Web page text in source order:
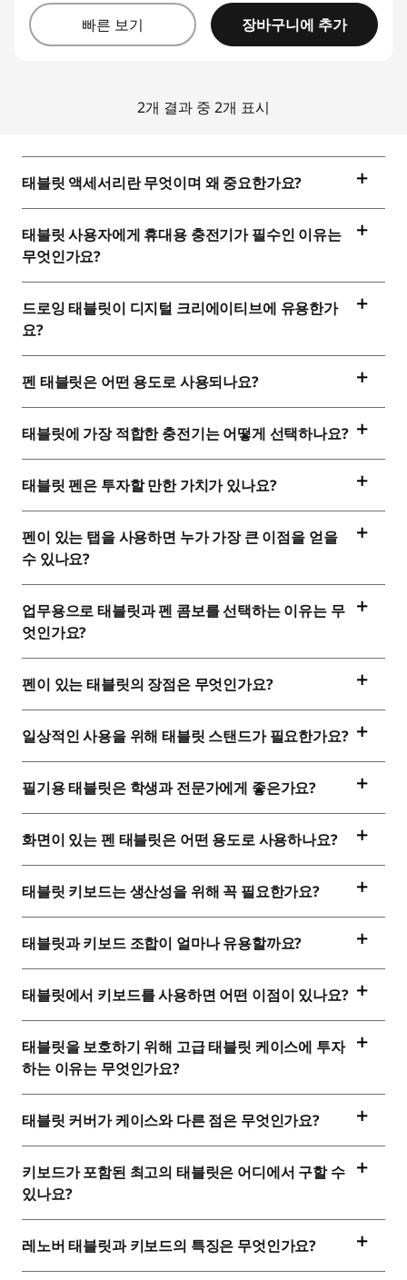
빠른 보기 장바구니에 추가
2개 결과 중 2개 표시
태블릿 액세서리란 무엇이며 왜 중요한가요?
태블릿 사용자에게 휴대용 충전기가 필수인 이유는
무엇인가요?
드로잉 태블릿이 디지털 크리에이티브에 유용한가
요?
펜 태블릿은 어떤 용도로 사용되나요?
태블릿에 가장 적합한 충전기는 어떻게 선택하나요?
태블릿 펜은 투자할 만한 가치가 있나요?
펜이 있는 탭을 사용하면 누가 가장 큰 이점을 얻을
수 있나요?
업무용으로 태블릿과 펜 콤보를 선택하는 이유는 무
엇인가요?
펜이 있는 태블릿의 장점은 무엇인가요?
일상적인 사용을 위해 태블릿 스탠드가 필요한가요?
필기용 태블릿은 학생과 전문가에게 좋은가요?
화면이 있는 펜 태블릿은 어떤 용도로 사용하나요?
태블릿 키보드는 생산성을 위해 꼭 필요한가요?
태블릿과 키보드 조합이 얼마나 유용할까요?
태블릿에서 키보드를 사용하면 어떤 이점이 있나요?
태블릿을 보호하기 위해 고급 태블릿 케이스에 투자
하는 이유는 무엇인가요?
태블릿 커버가 케이스와 다른 점은 무엇인가요?
키보드가 포함된 최고의 태블릿은 어디에서 구할 수
있나요?
레노버 태블릿과 키보드의 특징은 무엇인가요?